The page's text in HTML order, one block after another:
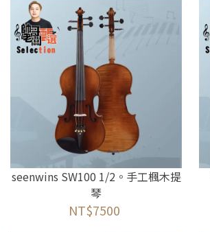
seenwins SW100 1/2。手工楓木提
琴
NT$7500